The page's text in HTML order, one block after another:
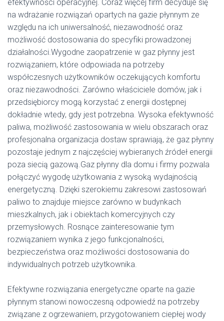
efektywności operacyjnej. Coraz więcej firm decyduje się
na wdrażanie rozwiązań opartych na gazie płynnym ze
względu na ich uniwersalność, niezawodność oraz
możliwość dostosowania do specyfiki prowadzonej
działalności.Wygodne zaopatrzenie w gaz płynny jest
rozwiązaniem, które odpowiada na potrzeby
współczesnych użytkowników oczekujących komfortu
oraz niezawodności. Zarówno właściciele domów, jak i
przedsiębiorcy mogą korzystać z energii dostępnej
dokładnie wtedy, gdy jest potrzebna. Wysoka efektywność
paliwa, możliwość zastosowania w wielu obszarach oraz
profesjonalna organizacja dostaw sprawiają, że gaz płynny
pozostaje jednym z najczęściej wybieranych źródeł energii
poza siecią gazową.Gaz płynny dla domu i firmy pozwala
połączyć wygodę użytkowania z wysoką wydajnością
energetyczną. Dzięki szerokiemu zakresowi zastosowań
paliwo to znajduje miejsce zarówno w budynkach
mieszkalnych, jak i obiektach komercyjnych czy
przemysłowych. Rosnące zainteresowanie tym
rozwiązaniem wynika z jego funkcjonalności,
bezpieczeństwa oraz możliwości dostosowania do
indywidualnych potrzeb użytkownika.
Efektywne rozwiązania energetyczne oparte na gazie
płynnym stanowi nowoczesną odpowiedź na potrzeby
związane z ogrzewaniem, przygotowaniem ciepłej wody